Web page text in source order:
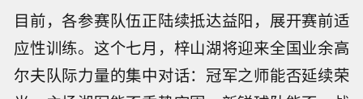
目前，各参赛队伍正陆续抵达益阳，展开赛前适
应性训练。这个七月，梓山湖将迎来全国业余高
尔夫队际力量的集中对话：冠军之师能否延续荣